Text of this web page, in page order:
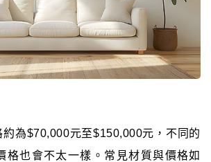
約為$70,000元至$150,000元，不同的
格也會不太一樣。常見材質與價格如